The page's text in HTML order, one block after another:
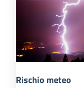
Rischio meteo